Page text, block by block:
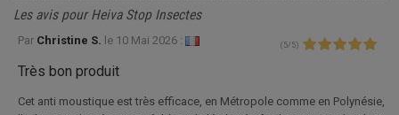
Les avis pour Heiva Stop Insectes
Par Christine S. le 10 Mai 2026 : ( 5/ 5)
Très bon produit
Cet anti moustique est très efficace, en Métropole comme en Polynésie,